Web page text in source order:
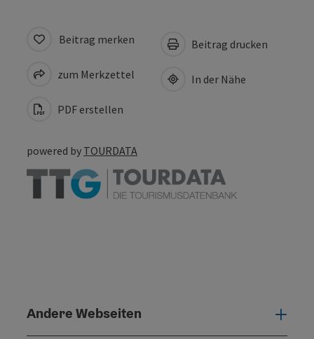
Beitrag merken
zum Merkzettel
PDF erstellen
Beitrag drucken
In der Nähe
powered by TOURDATA
Andere Webseiten